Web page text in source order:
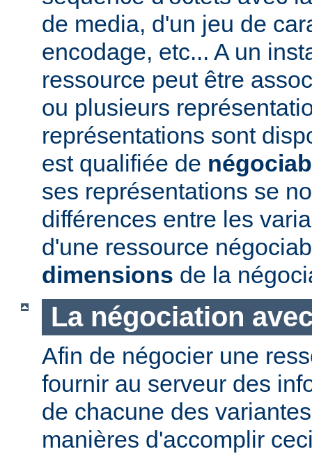
de media, d'un jeu de
encodage, etc... A un
ressource peut être
ou plusieurs
représentations sont
est qualifiée de
ses représentations se
différences entre les
d'une ressource
dimensions de la
La négociation
Afin de négocier une
fournir au serveur des
de chacune des
manières d'accomplir